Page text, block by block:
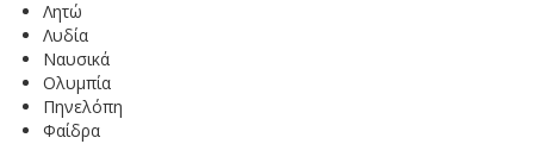
Λητώ
Λυδία
Ναυσικά
Ολυμπία
Πηνελόπη
Φαίδρα